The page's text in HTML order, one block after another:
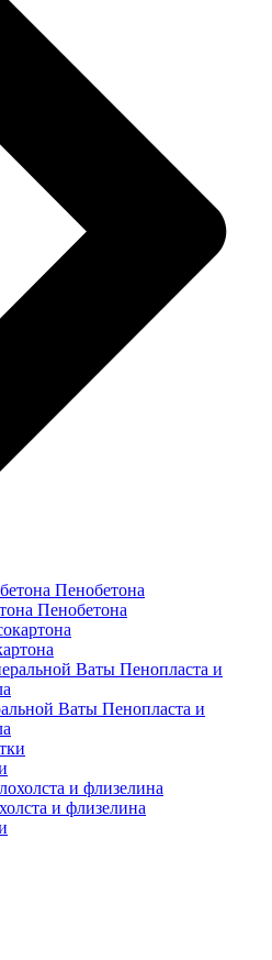
Пенобетона
Ваты Пенопласта и
и флизелина